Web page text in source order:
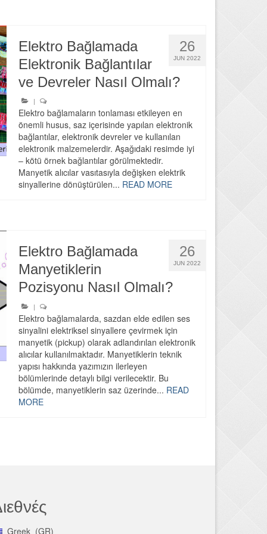
26
JUN 2022
Elektro Bağlamada
Elektronik Bağlantılar
ve Devreler Nasıl Olmalı?
|
Elektro bağlamaların tonlaması etkileyen en
önemli husus, saz içerisinde yapılan elektronik
bağlantılar, elektronik devreler ve kullanılan
elektronik malzemelerdir. Aşağıdaki resimde iyi
– kötü örnek bağlantılar görülmektedir.
Manyetik alıcılar vasıtasıyla değişken elektrik
sinyallerine dönüştürülen... READ MORE
26
JUN 2022
Elektro Bağlamada
Manyetiklerin
Pozisyonu Nasıl Olmalı?
|
Elektro bağlamalarda, sazdan elde edilen ses
sinyalini elektriksel sinyallere çevirmek için
manyetik (pickup) olarak adlandırılan elektronik
alıcılar kullanılmaktadır. Manyetiklerin teknik
yapısı hakkında yazımızın ilerleyen
bölümlerinde detaylı bilgi verilecektir. Bu
bölümde, manyetiklerin saz üzerinde... READ
MORE
Greek GR